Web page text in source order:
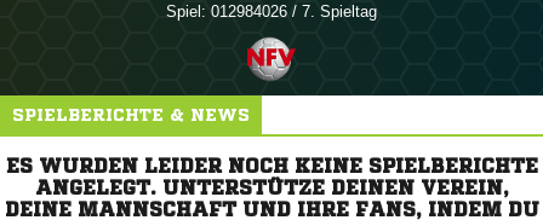
Spiel: 012984026 / 7. Spieltag
SPIELBERICHTE & NEWS
ES WURDEN LEIDER NOCH KEINE SPIELBERICHTE
ANGELEGT. UNTERSTÜTZE DEINEN VEREIN,
DEINE MANNSCHAFT UND IHRE FANS, INDEM DU